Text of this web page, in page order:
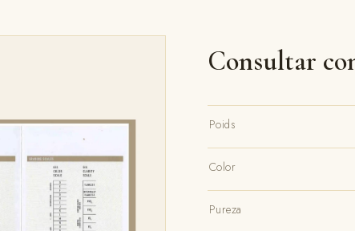
Consultar
Poids
Color
Pureza